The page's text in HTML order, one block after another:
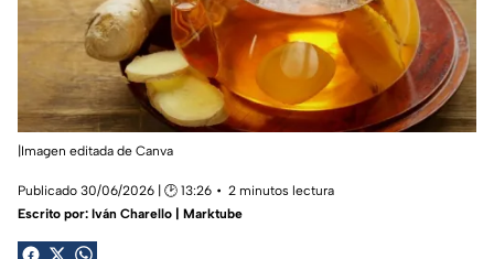
|Imagen editada de Canva
Publicado 30/06/2026 | 🕑 13:26
2 minutos lectura
Escrito por: Iván Charello | Marktube